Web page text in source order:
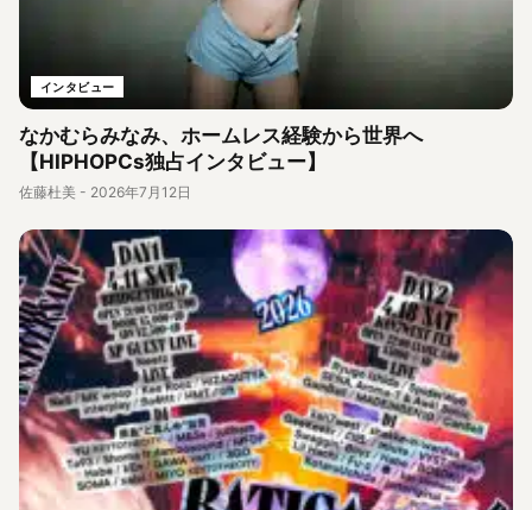
インタビュー
なかむらみなみ、ホームレス経験から世界へ
【HIPHOPCs独占インタビュー】
佐藤杜美 - 2026年7月12日